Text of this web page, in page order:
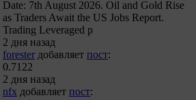
Date: 7th August 2026. Oil and Gold Rise
as Traders Await the US Jobs Report.
Trading Leveraged p
2 дня назад
forester добавляет пост:
0.7122
2 дня назад
nfx добавляет пост: